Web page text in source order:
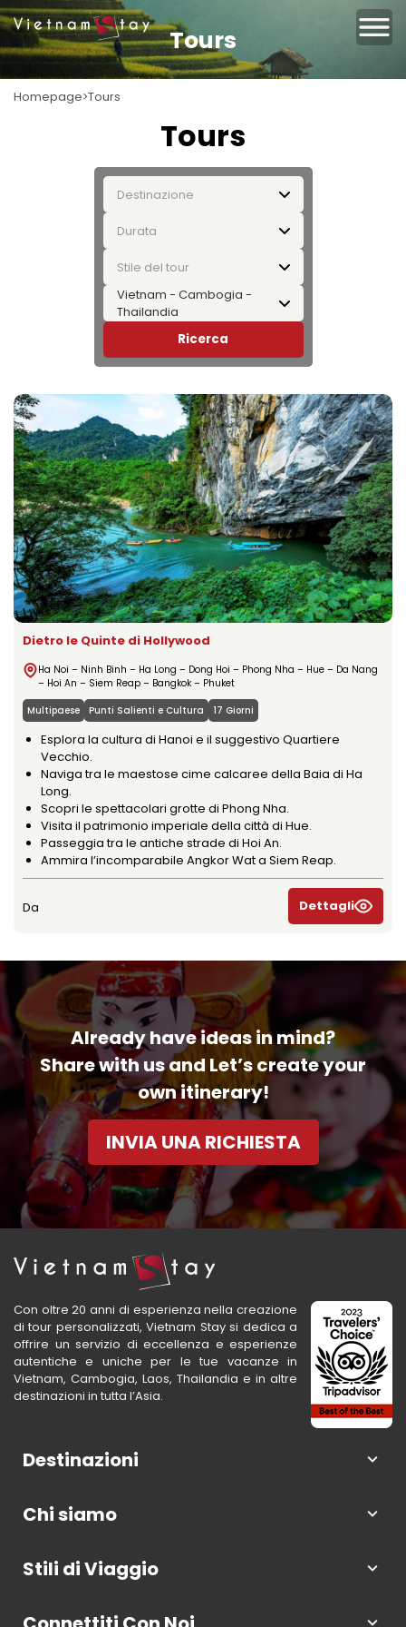
Tours
Homepage Tours
Tours
Destinazione
Durata
Stile del tour
Vietnam - Cambogia -
Thailandia
Ricerca
Dietro le Quinte di Hollywood
Ha Noi – Ninh Binh – Ha Long – Dong Hoi – Phong Nha – Hue – Da Nang
– Hoi An – Siem Reap – Bangkok – Phuket
Multipaese
Punti Salienti e Cultura 17 Giorni
Esplora la cultura di Hanoi e il suggestivo Quartiere
Vecchio.
Naviga tra le maestose cime calcaree della Baia di Ha
Long.
Scopri le spettacolari grotte di Phong Nha.
Visita il patrimonio imperiale della città di Hue.
Passeggia tra le antiche strade di Hoi An.
Ammira l’incomparabile Angkor Wat a Siem Reap.
Da Dettagli
Already have ideas in mind?
Share with us and Let’s create your
own itinerary!
INVIA UNA RICHIESTA
Con oltre 20 anni di esperienza nella creazione
di tour personalizzati, Vietnam Stay si dedica a
offrire un servizio di eccellenza e esperienze
autentiche e uniche per le tue vacanze in
Vietnam, Cambogia, Laos, Thailandia e in altre
destinazioni in tutta l’Asia.
Destinazioni
Chi siamo
Stili di Viaggio